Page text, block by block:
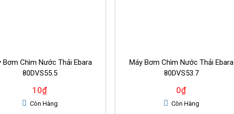
Bơm Chìm Nước Thải Ebara
80DVS55.5
10₫
Còn Hàng
Máy Bơm Chìm Nước Thải Ebara
80DVS53.7
0₫
Còn Hàng